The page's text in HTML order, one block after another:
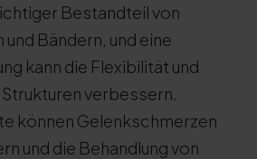
Bestandteil von
Bändern, und eine
kann die Flexibilität und
verbessern.
können Gelenkschmerzen
und die Behandlung von